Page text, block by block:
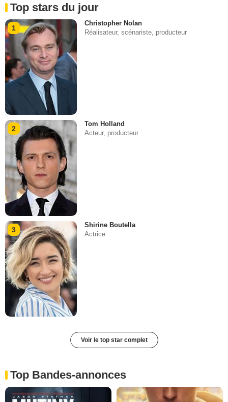
Top stars du jour
1
Christopher Nolan
Réalisateur, scénariste, producteur
2
Tom Holland
Acteur, producteur
3
Shirine Boutella
Actrice
Voir le top star complet
Top Bandes-annonces